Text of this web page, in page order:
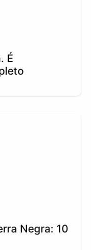
É
Negra: 10